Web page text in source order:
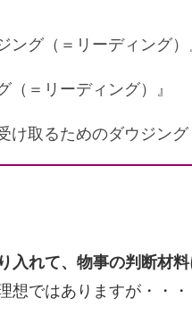
ング（＝リーディング）
（＝リーディング）』
け取るためのダウジング
入れて、物事の判断材
想ではありますが・・・